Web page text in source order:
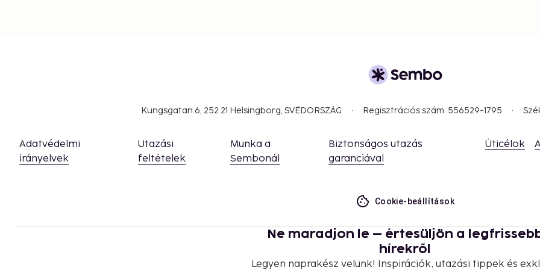
Kungsgatan 6, 252 21 Helsingborg, SVÉDORSZÁG Regisztrációs szám: 556529-1795
Adatvédelmi
irányelvek
Utazási
feltételek
Munka a
Sembonál
Biztonságos utazás
garanciával
Úticélok
Cookie-beállítások
Ne maradjon le – értesüljön a
hírekről
Legyen naprakész velünk! Inspirációk, utazási tippek és